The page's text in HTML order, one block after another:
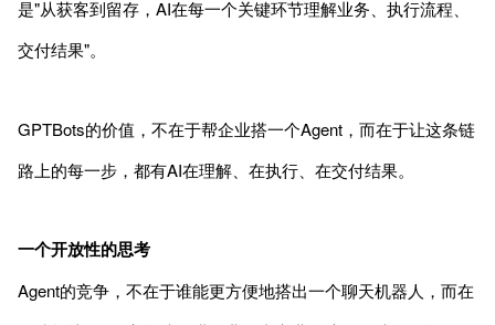
是"从获客到留存，AI在每一个关键环节理解业务、执行流程、
交付结果"。
GPTBots的价值，不在于帮企业搭一个Agent，而在于让这条链
路上的每一步，都有AI在理解、在执行、在交付结果。
一个开放性的思考
Agent的竞争，不在于谁能更方便地搭出一个聊天机器人，而在